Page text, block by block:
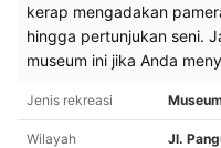
kerap mengadakan
hingga pertunjukan seni.
museum ini jika Anda
Jenis rekreasi
Wilayah
Jl.